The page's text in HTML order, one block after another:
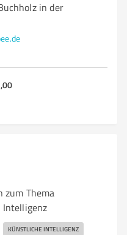
in der
zum Thema
KÜNSTLICHE INTELLIGENZ